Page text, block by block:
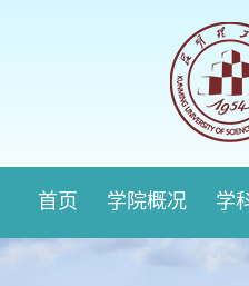
首页 学院概况 学